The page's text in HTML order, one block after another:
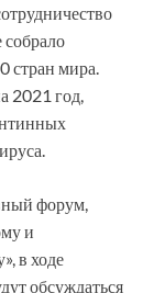
стран мира.
2021 год,
форум,
и
в ходе
обсуждаться